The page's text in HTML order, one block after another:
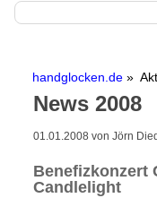
handglocken.de
News 2008
01.01.2008 von Jörn
Benefizkonzert
Candlelight